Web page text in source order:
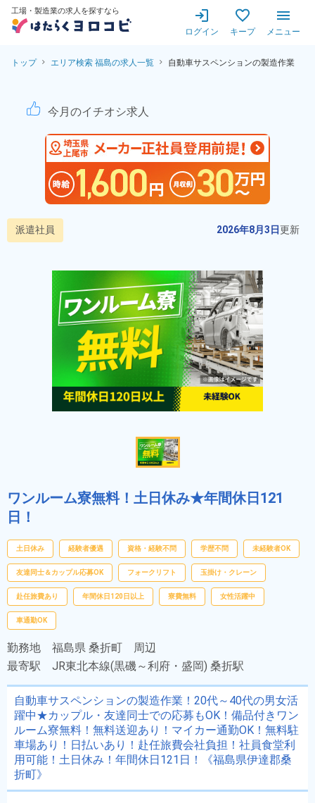
工場・製造業の求人を探すなら
ログイン キープ メニュー
トップ エリア検索 福島の求人一覧 自動車サスペンションの製造作業
自動車サスペンションの製
今月のイチオシ求人
派遣社員 2026年8月3日更新
ワンルーム寮無料！土日休み★年間休日121
日！
土日休み 経験者優遇 資格・経験不問 学歴不問 未経験者OK
友達同士＆カップル応募OK フォークリフト 玉掛け・クレーン
赴任旅費あり 年間休日120日以上 寮費無料 女性活躍中
車通勤OK
勤務地 福島県 桑折町 周辺
最寄駅 JR東北本線(黒磯～利府・盛岡) 桑折駅
自動車サスペンションの製造作業！20代～40代の男女活
躍中★カップル・友達同士での応募もOK！備品付きワン
ルーム寮無料！無料送迎あり！マイカー通勤OK！無料駐
車場あり！日払いあり！赴任旅費会社負担！社員食堂利
用可能！土日休み！年間休日121日！《福島県伊達郡桑
折町》